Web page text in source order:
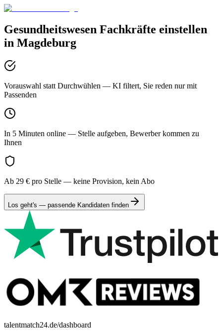
Gesundheitswesen Fachkräfte einstellen
in Magdeburg
Vorauswahl statt Durchwühlen — KI filtert, Sie reden nur mit
Passenden
In 5 Minuten online — Stelle aufgeben, Bewerber kommen zu
Ihnen
Ab 29 € pro Stelle — keine Provision, kein Abo
Los geht's — passende Kandidaten finden
talentmatch24.de/dashboard